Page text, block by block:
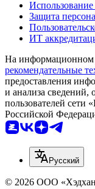
Использование
Защита
ИТ
На информационном
рекомендательные
предоставления
и анализа сведений,
пользователей сети
Российской
Русский
© 2026 ООО